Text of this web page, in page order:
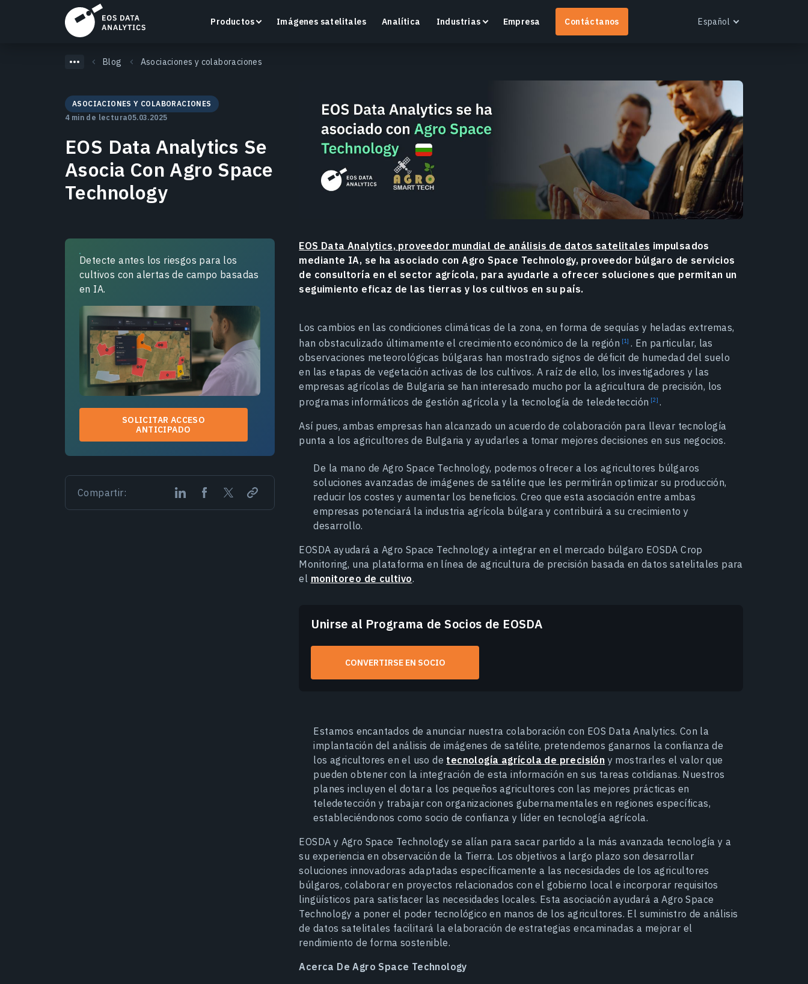
Productos
Busca, visualiza y analiza imágenes satelitales
directamente en tu navegador.
Más información
Crop Monitoring
Supervisa la salud de los cultivos y las condiciones
del campo con una plataforma inteligente de
agricultura de precisión.
Más información
Obtén informes analíticos personalizados con
visualización avanzada para cualquier industria.
Más información
Imágenes satelitales Analítica Industrias Empresa Contáctanos Español
Português
Français
Українська
Русский
Blog Asociaciones y colaboraciones
ASOCIACIONES Y COLABORACIONES
4 min de lectura05.03.2025
EOS Data Analytics Se
Asocia Con Agro Space
Technology
Detecte antes los riesgos para los
cultivos con alertas de campo basadas
en IA.
SOLICITAR ACCESO
ANTICIPADO
Compartir:
EOS Data Analytics, proveedor mundial de análisis de datos satelitales impulsados
mediante IA, se ha asociado con Agro Space Technology, proveedor búlgaro de servicios
de consultoría en el sector agrícola, para ayudarle a ofrecer soluciones que permitan un
seguimiento eficaz de las tierras y los cultivos en su país.
Los cambios en las condiciones climáticas de la zona, en forma de sequías y heladas extremas,
han obstaculizado últimamente el crecimiento económico de la región . En particular, las
observaciones meteorológicas búlgaras han mostrado signos de déficit de humedad del suelo
en las etapas de vegetación activas de los cultivos. A raíz de ello, los investigadores y las
empresas agrícolas de Bulgaria se han interesado mucho por la agricultura de precisión, los
programas informáticos de gestión agrícola y la tecnología de teledetección
.
Así pues, ambas empresas han alcanzado un acuerdo de colaboración para llevar tecnología
punta a los agricultores de Bulgaria y ayudarles a tomar mejores decisiones en sus negocios.
De la mano de Agro Space Technology, podemos ofrecer a los agricultores búlgaros
soluciones avanzadas de imágenes de satélite que les permitirán optimizar su producción,
reducir los costes y aumentar los beneficios. Creo que esta asociación entre ambas
empresas potenciará la industria agrícola búlgara y contribuirá a su crecimiento y
desarrollo.
EOSDA ayudará a Agro Space Technology a integrar en el mercado búlgaro EOSDA Crop
Monitoring, una plataforma en línea de agricultura de precisión basada en datos satelitales para
el monitoreo de cultivo.
Unirse al Programa de Socios de EOSDA
CONVERTIRSE EN SOCIO
Estamos encantados de anunciar nuestra colaboración con EOS Data Analytics. Con la
implantación del análisis de imágenes de satélite, pretendemos ganarnos la confianza de
los agricultores en el uso de tecnología agrícola de precisión y mostrarles el valor que
pueden obtener con la integración de esta información en sus tareas cotidianas. Nuestros
planes incluyen el dotar a los pequeños agricultores con las mejores prácticas en
teledetección y trabajar con organizaciones gubernamentales en regiones específicas,
estableciéndonos como socio de confianza y líder en tecnología agrícola.
EOSDA y Agro Space Technology se alían para sacar partido a la más avanzada tecnología y a
su experiencia en observación de la Tierra. Los objetivos a largo plazo son desarrollar
soluciones innovadoras adaptadas específicamente a las necesidades de los agricultores
búlgaros, colaborar en proyectos relacionados con el gobierno local e incorporar requisitos
lingüísticos para satisfacer las necesidades locales. Esta asociación ayudará a Agro Space
Technology a poner el poder tecnológico en manos de los agricultores. El suministro de análisis
de datos satelitales facilitará la elaboración de estrategias encaminadas a mejorar el
rendimiento de forma sostenible.
Acerca De Agro Space Technology